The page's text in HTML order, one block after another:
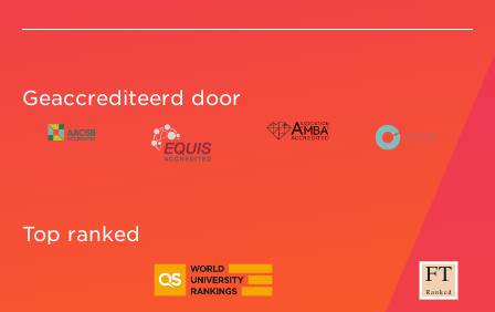
Geaccrediteerd door
Top ranked